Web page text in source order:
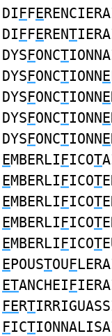
DIFFE
DIFFERENT
DYSFONCT
DYSFONCTIONNE
DYSFONCTIONNE
DYSFONCTIONNE
DYSFONCTIONNE
EMBERLIFICOT
EMBERLIFICOT
EMBERLIFICOT
EMBERLIFICOT
EMBERLIFICOT
EPOUSTOUF
ETANCHEIF
FERT
FICT